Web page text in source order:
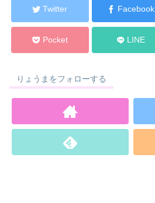
Twitter Facebook
Pocket LINE
りょうまをフォローする